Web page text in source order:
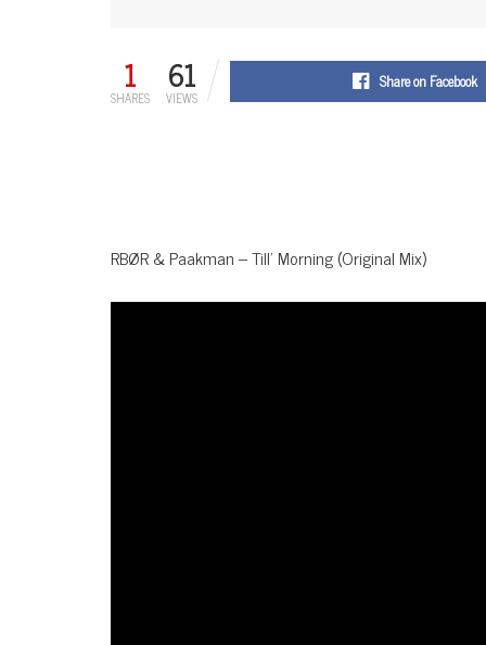
1
SHARES 61
VIEWS
Share on Facebook
RBØR & Paakman – Till’ Morning (Original Mix)